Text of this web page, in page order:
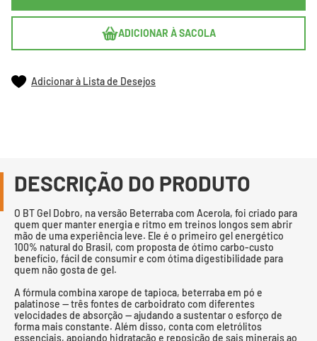
ADICIONAR À SACOLA
Adicionar à Lista de Desejos
DESCRIÇÃO DO PRODUTO
O BT Gel Dobro, na versão Beterraba com Acerola, foi criado para
quem quer manter energia e ritmo em treinos longos sem abrir
mão de uma experiência leve. Ele é o primeiro gel energético
100% natural do Brasil, com proposta de ótimo carbo-custo
benefício, fácil de consumir e com ótima digestibilidade para
quem não gosta de gel.
A fórmula combina xarope de tapioca, beterraba em pó e
palatinose — três fontes de carboidrato com diferentes
velocidades de absorção — ajudando a sustentar o esforço de
forma mais constante. Além disso, conta com eletrólitos
essenciais, apoiando hidratação e reposição de sais minerais ao